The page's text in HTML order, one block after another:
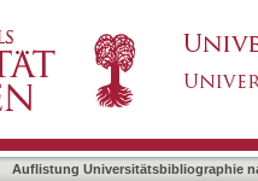
Auflistung Universitätsbibliographie